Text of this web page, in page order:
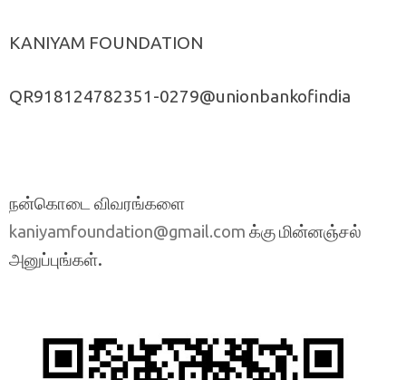
KANIYAM FOUNDATION
QR918124782351-0279@unionbankofindia
நன்கொடை விவரங்களை
kaniyamfoundation@gmail.com க்கு மின்னஞ்சல்
அனுப்புங்கள்.